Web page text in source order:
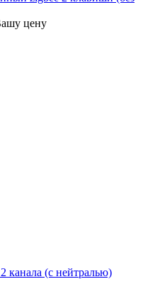
цену
канала (с нейтралью)